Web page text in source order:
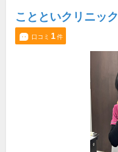
ことといクリニック
口コミ 1件